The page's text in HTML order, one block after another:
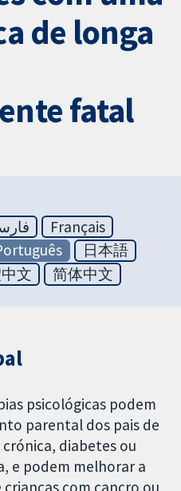
de longa
fatal
Français
日本語
文 简体中文
psicológicas podem
parental dos pais de
diabetes ou
e podem melhorar a
com cancro ou